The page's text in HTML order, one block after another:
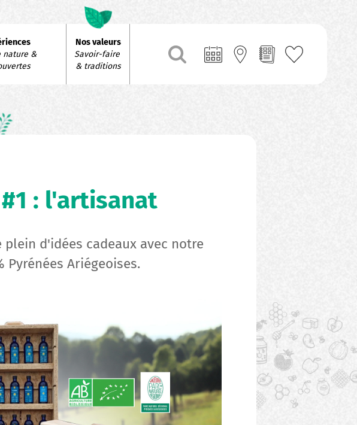
nature &
Nos valeurs
Savoir-faire
& traditions
: l'artisanat
d'idées cadeaux avec notre
Ariégeoises.